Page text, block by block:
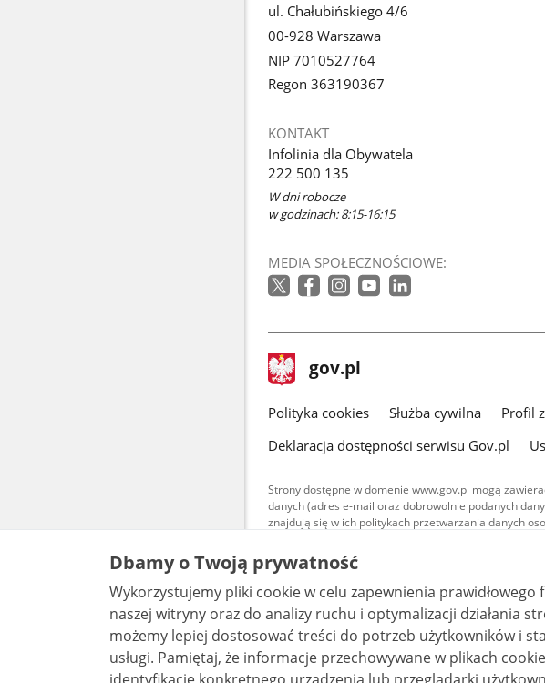
ul. Chałubińskiego 4/6
00-928 Warszawa
NIP 7010527764
Regon 363190367
KONTAKT
Infolinia dla Obywatela
222 500 135
W dni robocze
w godzinach: 8:15-16:15
MEDIA SPOŁECZNOŚCIOWE:
stopka
gov.pl Strona
gov.pl
gov.pl
Polityka cookies Służba cywilna Profil
Deklaracja dostępności serwisu Gov.pl
Strony dostępne w domenie www.gov.pl mogą
danych (adres e-mail oraz dobrowolnie podanych
znajdują się w ich politykach przetwarzania danych
Treści tekstowe publikowane w serwisie
udostępniane na licencji typu Creative
warunkach 4.0 (CC BY-SA 4.0).
są udostępniane na licencji typu
bez utworów zależnych 4.0 (CC BY-NC-
Dbamy o Twoją prywatność
Wykorzystujemy pliki cookie w celu zapewnienia prawidłowego
naszej witryny oraz do analizy ruchu i optymalizacji działania strony.
możemy lepiej dostosować treści do potrzeb użytkowników i
usługi. Pamiętaj, że informacje przechowywane w plikach cookie mogą pozwalać na